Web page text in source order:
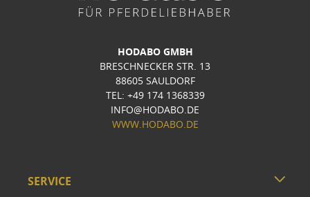
HODABO GMBH
BRESCHNECKER STR. 13
88605 SAULDORF
TEL: +49 174 1368339
INFO@HODABO.DE
WWW.HODABO.DE
SERVICE